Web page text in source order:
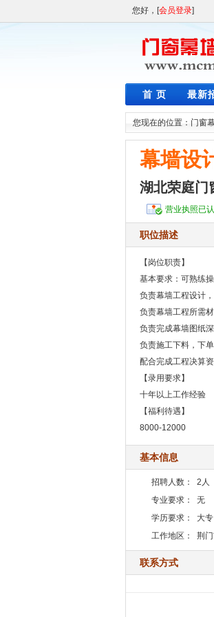
您好，[会员登录]
首 页 最新
您现在的位置： 门窗
幕墙设
湖北荣庭门
营业执照已
职位描述
【岗位职责】
基本要求：可熟练操
负责幕墙工程设计，
负责幕墙工程所需
负责完成幕墙图纸
负责施工下料，下
配合完成工程决算资
【录用要求】
十年以上工作经验
【福利待遇】
8000-12000
基本信息
招聘人数： 2人
专业要求：
无
学历要求：
大专
工作地区：
荆
联系方式